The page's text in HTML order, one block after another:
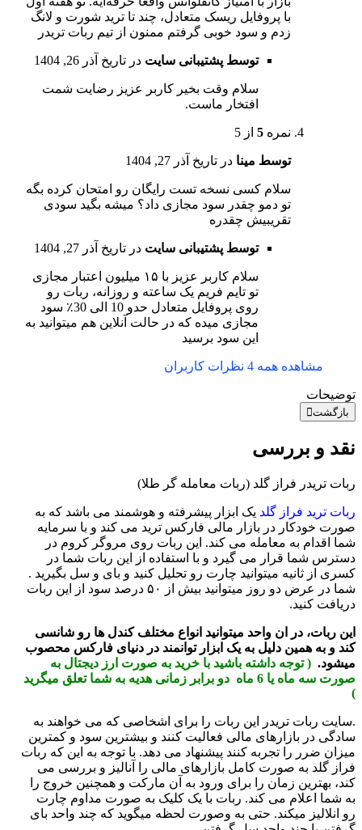
با پروفایل ریسک متعادل، چند تا ترید شورت و لانگ
زدم و سود خوبی گرفتم ممنون از تیم ربات تریدر
توسط پشتیبانی سایت در تاریخ آذر 26, 1404
سلام وقت بخیر کاربر عزیز رضایت شمت
افتخار ماست.
نمره 5 از 5
توسط مینا در تاریخ آذر 27, 1404
سلام کسی نسخه تست رایگان رو امتحان کرده بگه
تو دمو چقدر سود مجازی داد؟ میشه بگید سودی
تقریبیش چقدره
توسط پشتیبانی سایت در تاریخ آذر 27, 1404
سلام کاربر عزیز با ۱۵ میلیون اعتبار مجازی
تو تایم فریم یک ساعته و روزانه، ربات رو
روی پروفایل متعادل حدو 10 الی 30٪ سود
مجازی میده که در حالت آنلاین هم میتوانید به
این سود برسید
مشاهده همه 4 نظرات کاربران
توضیحات
بازگشت
نقد و بررسی
ربات تریدر فراز گلد (ربات معامله گر طلا)
ربات ترید فراز گلد یک ابزار پیشرفته و هوشمند می باشد که به
صورت خودکار در بازار مالی فارکس ترید می کند و با سرمایه
شما اقدام به معامله می کند. این ربات روی مروگر کروم در
دسترس شما قرار می گیرد و با استفاده از این ربات شما در
کسری از ثانیه میتوانید چارت رو تحلیل کنید و بای و سل بگیرید .
شما در عرض دو روز میتوانید بیش از ۵۰ درصد سود از این ربات
دریافت کنید.
این ربات، در ان واحد میتوانید انواع مختلف کندل ها رو شانسی
کند و به همین دلیل به یک ابزار توانمند در دنیای فارکس محصوب
میشود. ( توجه داشته باشید با خرید به صورت ارز دیجتال به
صورت سه ماه یا 6 ماه دو برابر زمانی هدیه به شما تعلق میگرید
)
.سایت ربات تریدر این ربات را برای اشخاصی که می خواهند به
سادگی در بازارهای مالی فعالیت کنند و بیشترین سود و کمترین
میزان ضرر را تجربه کنند پیشنهاد می دهد. با توجه به این که ربات
فراز گلد به صورت کامل بازارهای مالی را آنالیز و بررسی می
کند، بهترین زمان را برای ورود به آن مارکت و همچنین خروج را
به شما اعلام می کند. ربات با یک کلیک به صورت مداوم چارت
رو انلالیز میکند. حتی به وصورت لحظه میگوید که چند واحد بای